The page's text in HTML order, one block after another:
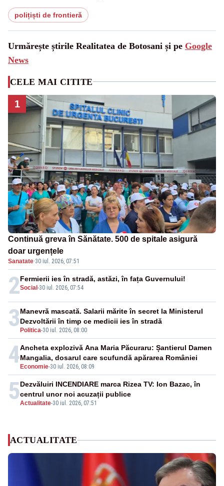
polițiști de frontieră
Urmărește știrile Realitatea de Botosani și pe Google
News
CELE MAI CITITE
1
Continuă greva în Sănătate. 500 de spitale asigură
doar urgențele
Sanatate·30 iul. 2026, 07:51
2Social -30 iul. 2026, 07:54
Fermierii ies în stradă, astăzi, în fața Guvernului!
3 Politica-30 iul. 2026, 08:00
Manevră mascată. Salarii mărite în secret la Ministerul
Dezvoltării în timp ce medicii ies în stradă
4 Economie-30 iul. 2026, 08:09
Ancheta explozivă Ana Maria Păcuraru: Șantierul Damen
Mangalia, dosarul care scufundă apărarea României
5Actualitate-30 iul. 2026, 07:51
Dezvăluiri INCENDIARE marca Rizea TV: Ion Bazac, în
centrul unor noi acuzații publice
ACTUALITATE